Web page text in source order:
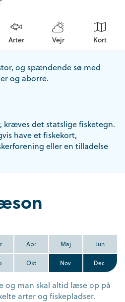
Arter Vejr Kort
og spændende sø med
og aborre.
kræves det statslige fisketegn.
have et fiskekort,
eller en tilladelse
Apr Maj Jun
Okt Nov Dec
og man skal altid læse op på
arter og fiskepladser.